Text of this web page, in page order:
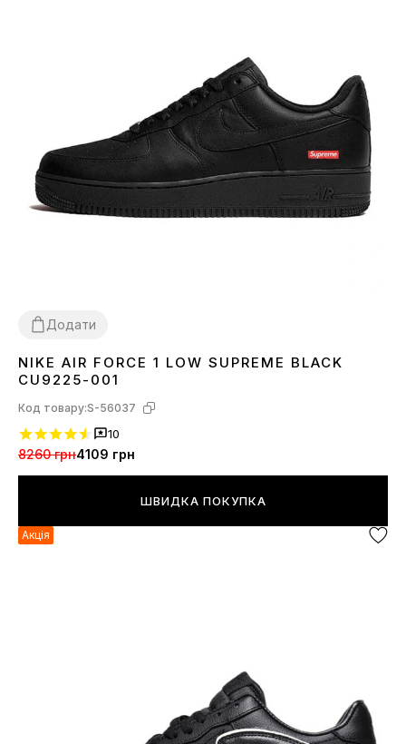
Додати
3637 38 39 40414243 4445
NIKE AIR FORCE 1 LOW SUPREME BLACK
CU9225-001
Код товару:S-56037
10
8260 грн4109 грн
ШВИДКА ПОКУПКА
Акція